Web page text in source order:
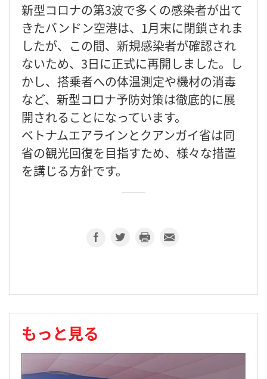
新型コロナの第3波で多くの感染者が出て
きたバンドン空港は、1月末に閉鎖されま
したが、この間、新規感染者が確認され
ないため、3日に正式に再開しました。し
かし、搭乗者への体温測定や機材の消毒
など、新型コロナ予防対策は徹底的に展
開されることになっています。
ベトナムエアラインとクアンガイ省は同
省の観光回復を目指すため、様々な措置
を講じる方針です。
もっと見る